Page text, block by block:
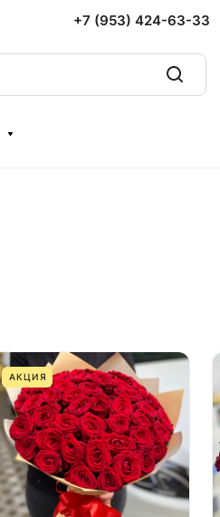
+7 (953) 424-63-33
АКЦИЯ